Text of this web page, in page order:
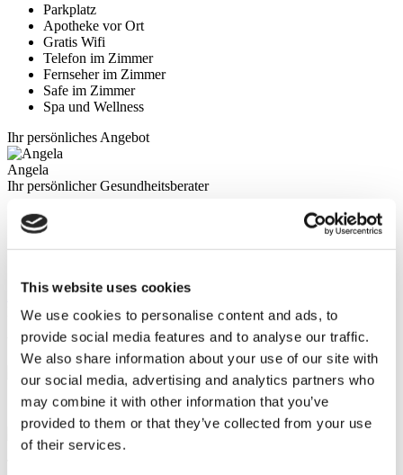
This website uses cookies
We use cookies to personalise content and ads, to
provide social media features and to analyse our traffic.
We also share information about your use of our site with
our social media, advertising and analytics partners who
may combine it with other information that you’ve
provided to them or that they’ve collected from your use
of their services.
Parkplatz
Apotheke vor Ort
Gratis Wifi
Telefon im Zimmer
Fernseher im Zimmer
Safe im Zimmer
Spa und Wellness
Ihr persönliches Angebot
Angela
Ihr persönlicher Gesundheitsberater
Kostenlose Online-Beratung
Priorität für termine
Schließen Sie sich der glücklichen Patientenfamilie von
Kostenlose Beratung Anfordern
FLYMEDI HILFT IHNEN
WIE KANN FLYMEDI IHNEN BEHILFLICH SEIN?
7/24 Persönliche Unterstützung während Ihrer Reise